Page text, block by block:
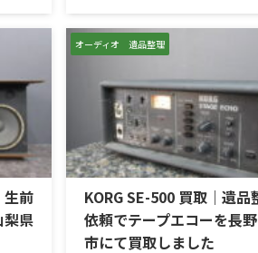
きま
し
力
、
、ガ
備
ャン
取させていただきました。今
は、AU-D907をベースに各部
ネルの音出し状態、入力切替
ム、トーンコントロール、フ
スピーカー出力、Pre Out、
力、外観コンディション、取
ど付属品の有無を確認しなが
しました。 買取商品：
LIMITED メーカー：SANSUI /
生前
梨県
オーディオ 遺品整理
KORG SE-500 買取｜遺品
依頼でテープエコーを長
市にて買取しました